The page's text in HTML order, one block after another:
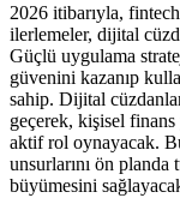
2026 itibarıyla,
ilerlemeler, dijital
Güçlü uygulama
güvenini kazanıp
sahip. Dijital
geçerek, kişisel
aktif rol oynayacak.
unsurlarını ön
büyümesini